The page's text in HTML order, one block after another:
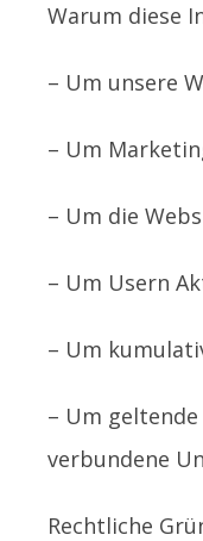
Warum diese
– Um unsere
– Um
– Um die
– Um Usern
– Um
– Um
verbundene
Rechtliche